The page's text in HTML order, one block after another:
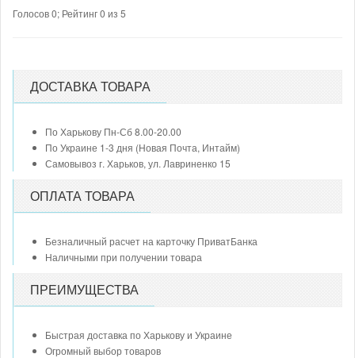
Голосов0; Рейтинг0 из 5
ДОСТАВКА ТОВАРА
По Харькову Пн-Сб 8.00-20.00
По Украине 1-3 дня (Новая Почта, Интайм)
Самовывоз г. Харьков, ул. Лавриненко 15
ОПЛАТА ТОВАРА
Безналичный расчет на карточку ПриватБанка
Наличными при получении товара
ПРЕИМУЩЕСТВА
Быстрая доставка по Харькову и Украине
Огромный выбор товаров